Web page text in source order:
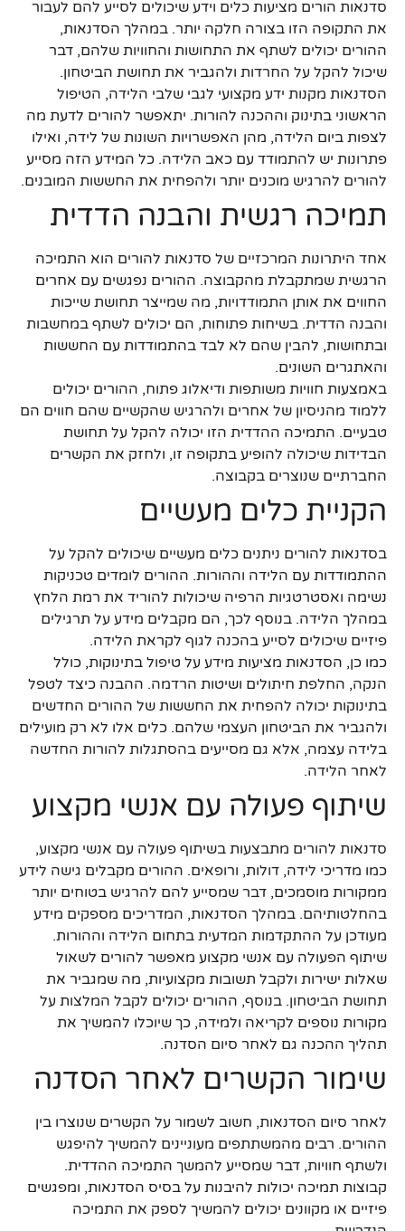
סדנאות הורים מציעות כלים וידע שיכולים לסייע להם לעבור
את התקופה הזו בצורה חלקה יותר. במהלך הסדנאות,
ההורים יכולים לשתף את התחושות והחוויות שלהם, דבר
שיכול להקל על החרדות ולהגביר את תחושת הביטחון.
הסדנאות מקנות ידע מקצועי לגבי שלבי הלידה, הטיפול
הראשוני בתינוק וההכנה להורות. יתאפשר להורים לדעת מה
לצפות ביום הלידה, מהן האפשרויות השונות של לידה, ואילו
פתרונות יש להתמודד עם כאב הלידה. כל המידע הזה מסייע
להורים להרגיש מוכנים יותר ולהפחית את החששות המובנים.
תמיכה רגשית והבנה הדדית
אחד היתרונות המרכזיים של סדנאות להורים הוא התמיכה
הרגשית שמתקבלת מהקבוצה. ההורים נפגשים עם אחרים
החווים את אותן התמודדויות, מה שמייצר תחושת שייכות
והבנה הדדית. בשיחות פתוחות, הם יכולים לשתף במחשבות
ובתחושות, להבין שהם לא לבד בהתמודדות עם החששות
והאתגרים השונים.
באמצעות חוויות משותפות ודיאלוג פתוח, ההורים יכולים
ללמוד מהניסיון של אחרים ולהרגיש שהקשיים שהם חווים הם
טבעיים. התמיכה ההדדית הזו יכולה להקל על תחושת
הבדידות שיכולה להופיע בתקופה זו, ולחזק את הקשרים
החברתיים שנוצרים בקבוצה.
הקניית כלים מעשיים
בסדנאות להורים ניתנים כלים מעשיים שיכולים להקל על
ההתמודדות עם הלידה וההורות. ההורים לומדים טכניקות
נשימה ואסטרטגיות הרפיה שיכולות להוריד את רמת הלחץ
במהלך הלידה. בנוסף לכך, הם מקבלים מידע על תרגילים
פיזיים שיכולים לסייע בהכנה לגוף לקראת הלידה.
כמו כן, הסדנאות מציעות מידע על טיפול בתינוקות, כולל
הנקה, החלפת חיתולים ושיטות הרדמה. ההבנה כיצד לטפל
בתינוקות יכולה להפחית את החששות של ההורים החדשים
ולהגביר את הביטחון העצמי שלהם. כלים אלו לא רק מועילים
בלידה עצמה, אלא גם מסייעים בהסתגלות להורות החדשה
לאחר הלידה.
שיתוף פעולה עם אנשי מקצוע
סדנאות להורים מתבצעות בשיתוף פעולה עם אנשי מקצוע,
כמו מדריכי לידה, דולות, ורופאים. ההורים מקבלים גישה לידע
ממקורות מוסמכים, דבר שמסייע להם להרגיש בטוחים יותר
בהחלטותיהם. במהלך הסדנאות, המדריכים מספקים מידע
מעודכן על ההתקדמות המדעית בתחום הלידה וההורות.
שיתוף הפעולה עם אנשי מקצוע מאפשר להורים לשאול
שאלות ישירות ולקבל תשובות מקצועיות, מה שמגביר את
תחושת הביטחון. בנוסף, ההורים יכולים לקבל המלצות על
מקורות נוספים לקריאה ולמידה, כך שיוכלו להמשיך את
תהליך ההכנה גם לאחר סיום הסדנה.
שימור הקשרים לאחר הסדנה
לאחר סיום הסדנאות, חשוב לשמור על הקשרים שנוצרו בין
ההורים. רבים מהמשתתפים מעוניינים להמשיך להיפגש
ולשתף חוויות, דבר שמסייע להמשך התמיכה ההדדית.
קבוצות תמיכה יכולות להיבנות על בסיס הסדנאות, ומפגשים
פיזיים או מקוונים יכולים להמשיך לספק את התמיכה